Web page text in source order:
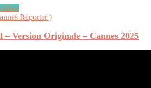
Reporter )
– Version Originale – Cannes 2025